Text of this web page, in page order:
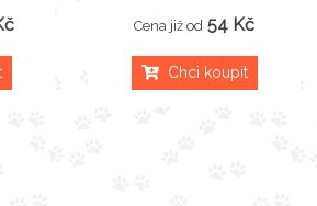
Cena již od 54 Kč
Chci koupit